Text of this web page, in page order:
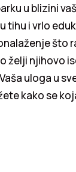
u blizini
tihu i vrlo
što
želji njihovo
uloga u
kako se